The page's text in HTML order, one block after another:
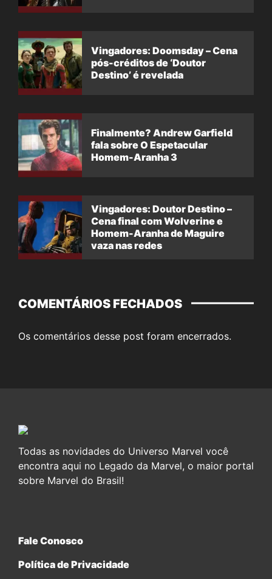
Vingadores: Doomsday – Cena
pós-créditos de ‘Doutor
Destino’ é revelada
Finalmente? Andrew Garfield
fala sobre O Espetacular
Homem-Aranha 3
Vingadores: Doutor Destino –
Cena final com Wolverine e
Homem-Aranha de Maguire
vaza nas redes
COMENTÁRIOS FECHADOS
Os comentários desse post foram encerrados.
Todas as novidades do Universo Marvel você
encontra aqui no Legado da Marvel, o maior portal
sobre Marvel do Brasil!
Fale Conosco
Política de Privacidade